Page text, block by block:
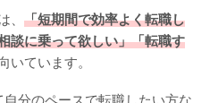
、 「短期間で効率よく転職し
談に乗って欲しい」「転職す
いています。
分のペースで転職したい方な